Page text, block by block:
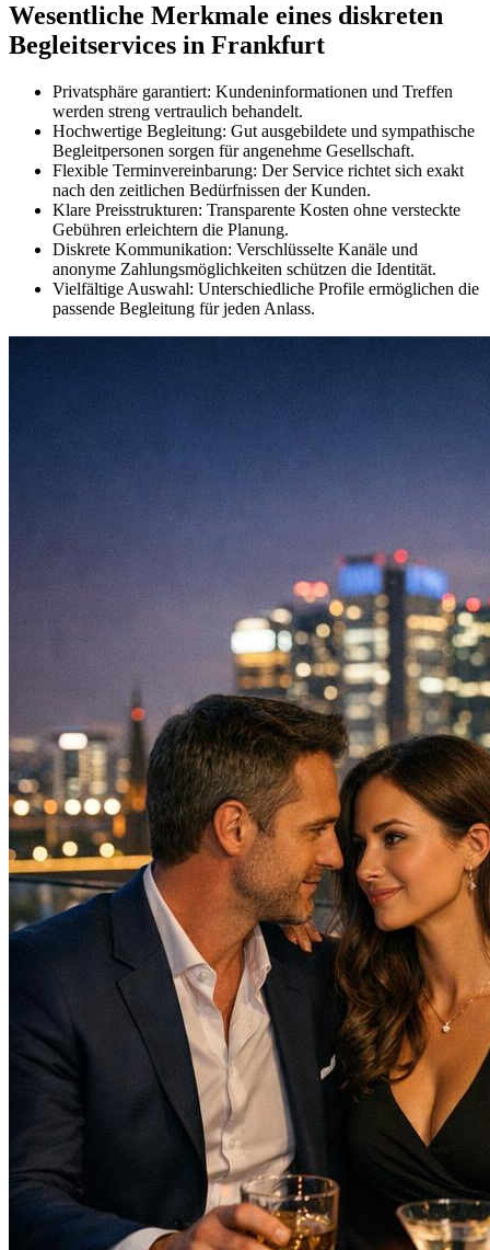
Wesentliche Merkmale eines diskreten
Begleitservices in Frankfurt
Privatsphäre garantiert: Kundeninformationen und Treffen
werden streng vertraulich behandelt.
Hochwertige Begleitung: Gut ausgebildete und sympathische
Begleitpersonen sorgen für angenehme Gesellschaft.
Flexible Terminvereinbarung: Der Service richtet sich exakt
nach den zeitlichen Bedürfnissen der Kunden.
Klare Preisstrukturen: Transparente Kosten ohne versteckte
Gebühren erleichtern die Planung.
Diskrete Kommunikation: Verschlüsselte Kanäle und
anonyme Zahlungsmöglichkeiten schützen die Identität.
Vielfältige Auswahl: Unterschiedliche Profile ermöglichen die
passende Begleitung für jeden Anlass.